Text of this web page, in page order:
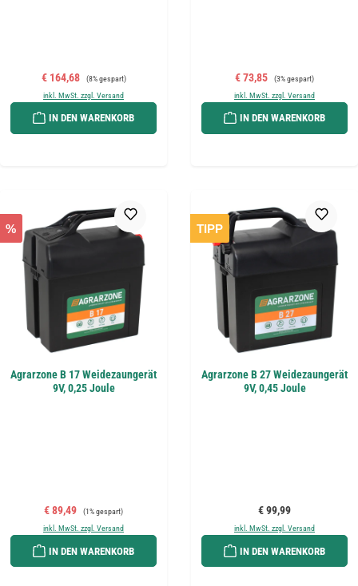
Verkaufspreis:
€ 164,68 Regulärer Preis:
(8% gespart)
inkl. MwSt. zzgl. Versand
IN DEN WARENKORB
Verkaufspreis:
€ 73,85 Regulärer Preis:
(3% gespart)
inkl. MwSt. zzgl. Versand
IN DEN WARENKORB
%
Agrarzone B 17 Weidezaungerät
9V, 0,25 Joule
Verkaufspreis:
€ 89,49 Regulärer Preis:
(1% gespart)
inkl. MwSt. zzgl. Versand
IN DEN WARENKORB
TIPP
Agrarzone B 27 Weidezaungerät
9V, 0,45 Joule
Regulärer Preis:
€ 99,99
inkl. MwSt. zzgl. Versand
IN DEN WARENKORB